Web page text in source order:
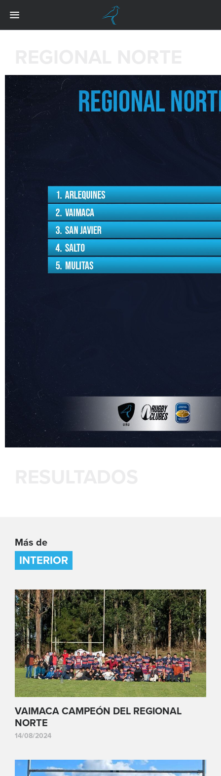
Más de
INTERIOR
VAIMACA CAMPEÓN DEL REGIONAL
NORTE
14/08/2024